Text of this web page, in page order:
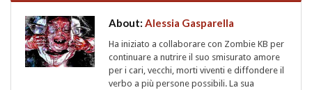
About: Alessia Gasparella
Ha iniziato a collaborare con Zombie KB per
continuare a nutrire il suo smisurato amore
per i cari, vecchi, morti viventi e diffondere il
verbo a più persone possibili. La sua